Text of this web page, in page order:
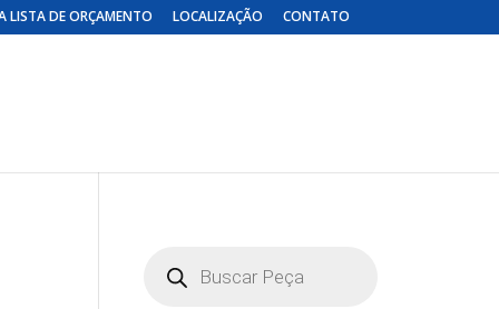
LISTA DE ORÇAMENTO LOCALIZAÇÃO CONTATO
produtos